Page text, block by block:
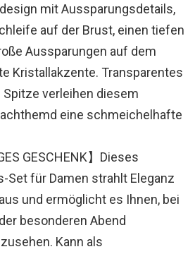
mit Aussparungsdetails,
auf der Brust, einen tiefen
Aussparungen auf dem
Kristallakzente. Transparentes
verleihen diesem
eine schmeichelhafte
GESCHENK】Dieses
Set für Damen strahlt Eleganz
und ermöglicht es Ihnen, bei
besonderen Abend
Kann als